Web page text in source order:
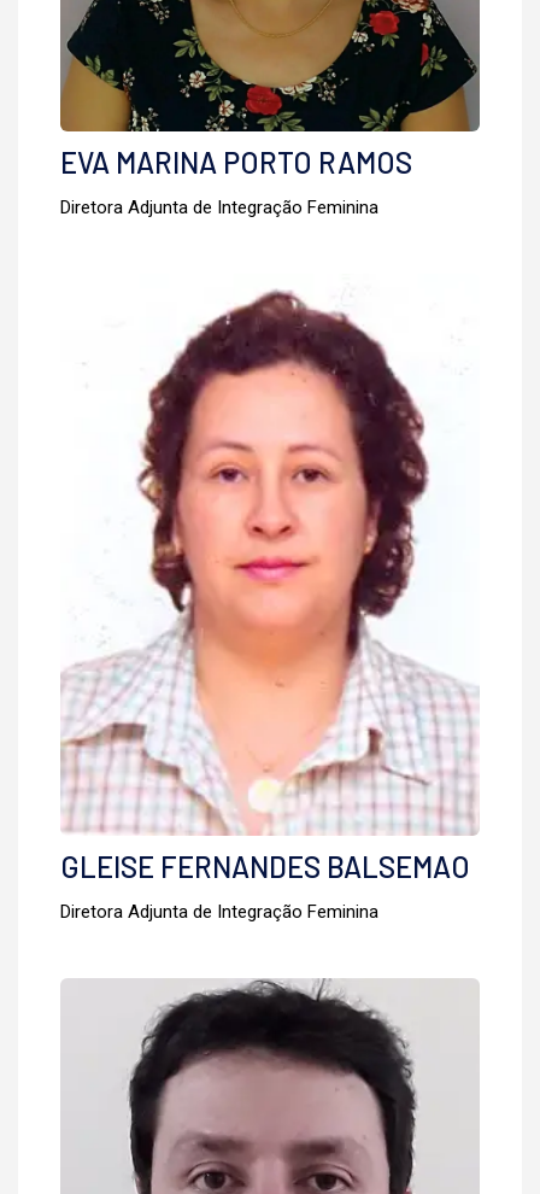
EVA MARINA PORTO RAMOS
Diretora Adjunta de Integração Feminina
GLEISE FERNANDES BALSEMAO
Diretora Adjunta de Integração Feminina